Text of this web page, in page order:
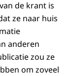
de krant is
ze naar huis
anderen
zou ze
om zoveel